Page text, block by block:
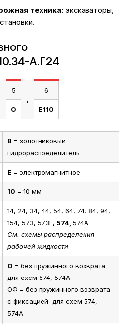
техника: экскаваторы,
А.Г24
5 . 6
О В110
В = золотниковый
гидрораспределитель
Е = электромагнитное
10 = 10 мм
14, 24, 34, 44, 54, 64, 74, 84, 94,
154, 573, 573Е, 574, 574А
См. схемы распределения
рабочей жидкости
О = без пружинного возврата
для схем 574, 574А
ОФ = без пружинного возврата
с фиксацией для схем 574,
574А